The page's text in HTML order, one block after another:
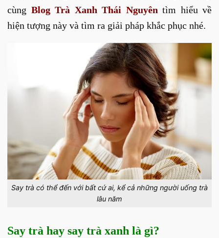
cùng Blog Trà Xanh Thái Nguyên tìm hiểu về
hiện tượng này và tìm ra giải pháp khắc phục nhé.
Say trà có thể đến với bất cứ ai, kể cả những người uống trà
lâu năm
Say trà hay say trà xanh là gì?